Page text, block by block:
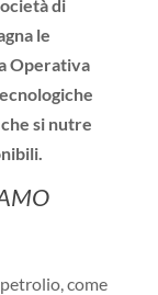
di
le
Operativa
si nutre
come